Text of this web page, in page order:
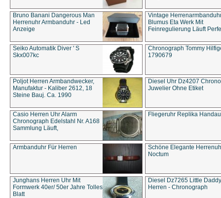
Bruno Banani Dangerous Man
Herrenuhr Armbanduhr - Led
Anzeige
Vintage
Blumus Eta Werk Mit
Feinregulierung Läuft
Seiko Automatik Diver ' S
Skx007kc
Chronograph Tommy
1790679
Poljot Herren Armbandwecker,
Manufaktur - Kaliber 2612, 18
Steine Bauj. Ca. 1990
Diesel Uhr Dz4207
Juwelier Ohne Etiket
Casio Herren Uhr Alarm
Chronograph Edelstahl Nr. A168
Sammlung Läuft,
Fliegeruhr Replika
Armbanduhr Für Herren
Schöne Elegante
Noctum
Junghans Herren Uhr Mit
Formwerk 40er/ 50er Jahre Tolles
Blatt
Diesel Dz7265 Little Daddy
Herren - Chronograph